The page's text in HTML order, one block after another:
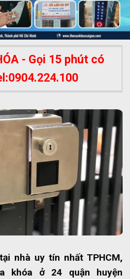
nhà uy tín nhất TPHCM,
khóa ở 24 quận huyện
- Gọi 15 phút có